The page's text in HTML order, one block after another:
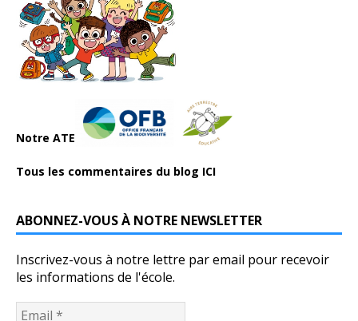
Notre ATE
Tous les commentaires du blog ICI
ABONNEZ-VOUS À NOTRE NEWSLETTER
Inscrivez-vous à notre lettre par email pour recevoir
les informations de l'école.